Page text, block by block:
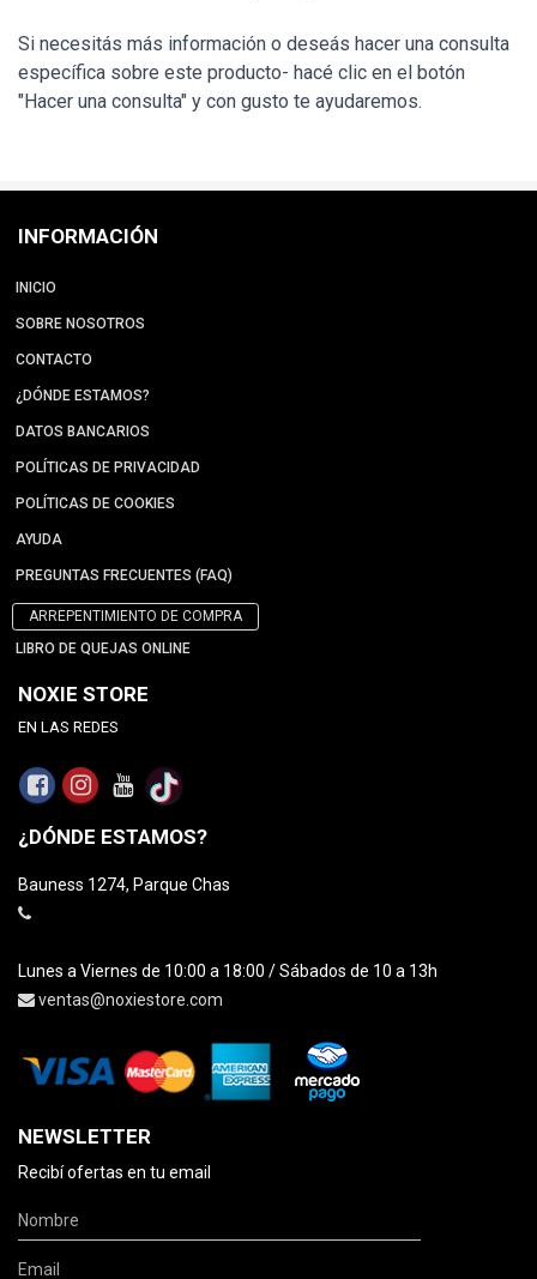
Si necesitás más información o deseás hacer una consulta
específica sobre este producto- hacé clic en el botón
"Hacer una consulta" y con gusto te ayudaremos.
INFORMACIÓN
INICIO
SOBRE NOSOTROS
CONTACTO
¿DÓNDE ESTAMOS?
DATOS BANCARIOS
POLÍTICAS DE PRIVACIDAD
POLÍTICAS DE COOKIES
AYUDA
PREGUNTAS FRECUENTES (FAQ)
ARREPENTIMIENTO DE COMPRA
LIBRO DE QUEJAS ONLINE
NOXIE STORE
EN LAS REDES
¿DÓNDE ESTAMOS?
Bauness 1274, Parque Chas
Lunes a Viernes de 10:00 a 18:00 / Sábados de 10 a 13h
ventas@noxiestore.com
NEWSLETTER
Recibí ofertas en tu email